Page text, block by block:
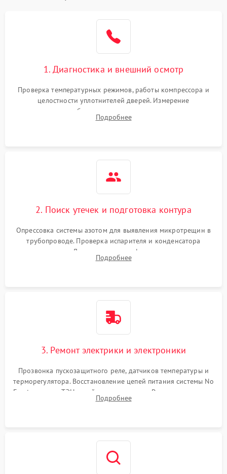
1. Диагностика и внешний осмотр
Проверка температурных режимов, работы компрессора и
целостности уплотнителей дверей. Измерение
сопротивления обмоток мотора, проверка термостата и
считывание кодов ошибок с электронного дисплея.
Подробнее
2. Поиск утечек и подготовка контура
Опрессовка системы азотом для выявления микротрещин в
трубопроводе. Проверка испарителя и конденсатора
течеискателем. Демонтаж старого фильтра-осушителя и
продувка капиллярной трубки для устранения засоров.
Подробнее
3. Ремонт электрики и электроники
Прозвонка пускозащитного реле, датчиков температуры и
терморегулятора. Восстановление цепей питания системы No
Frost, включая ТЭН оттайки и вентилятор. Ремонт или замена
платы управления при сбоях алгоритмов.
Подробнее